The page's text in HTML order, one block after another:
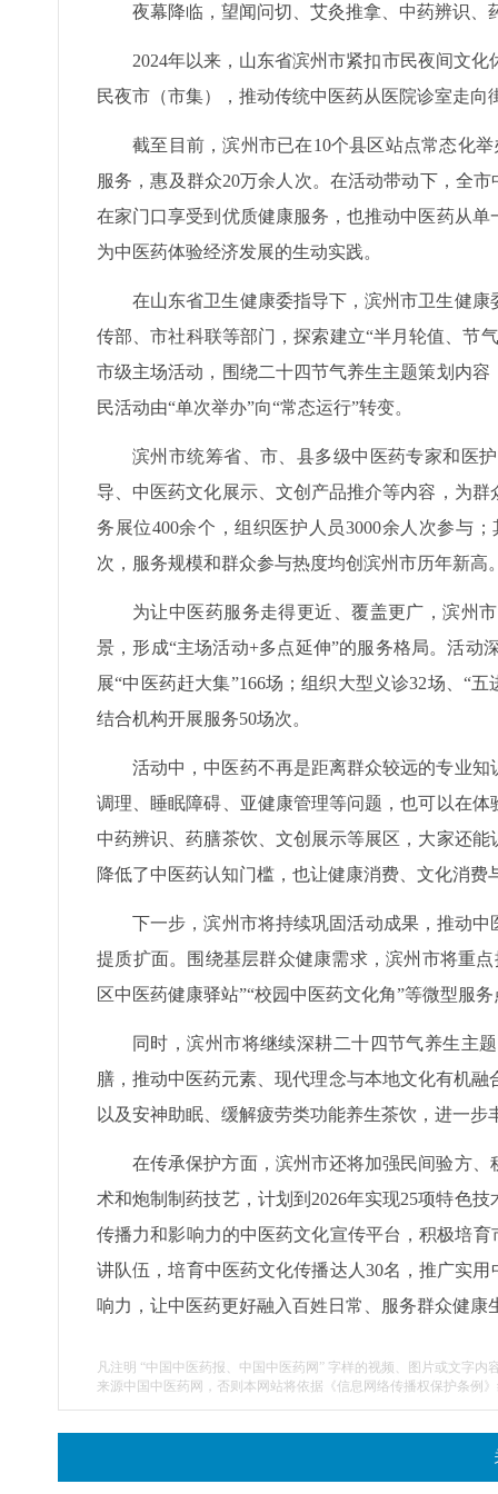
夜幕降临，望闻问切、艾灸推拿、中药辨识
2024年以来，山东省滨州市紧扣市民夜间文
民夜市（市集），推动传统中医药从医院诊室走向
截至目前，滨州市已在10个县区站点常态化
服务，惠及群众20万余人次。在活动带动下，全
在家门口享受到优质健康服务，也推动中医药从
为中医药体验经济发展的生动实践。
在山东省卫生健康委指导下，滨州市卫生健
传部、市社科联等部门，探索建立“半月轮值、节
市级主场活动，围绕二十四节气养生主题策划内
民活动由“单次举办”向“常态运行”转变。
滨州市统筹省、市、县多级中医药专家和医
导、中医药文化展示、文创产品推介等内容，为
务展位400余个，组织医护人员3000余人次参与
次，服务规模和群众参与热度均创滨州市历年新高
为让中医药服务走得更近、覆盖更广，滨州
景，形成“主场活动+多点延伸”的服务格局。活动
展“中医药赶大集”166场；组织大型义诊32场、“
结合机构开展服务50场次。
活动中，中医药不再是距离群众较远的专业
调理、睡眠障碍、亚健康管理等问题，也可以在
中药辨识、药膳茶饮、文创展示等展区，大家还
降低了中医药认知门槛，也让健康消费、文化消费
下一步，滨州市将持续巩固活动成果，推动
提质扩面。围绕基层群众健康需求，滨州市将重
区中医药健康驿站”“校园中医药文化角”等微型服
同时，滨州市将继续深耕二十四节气养生主
膳，推动中医药元素、现代理念与本地文化有机
以及安神助眠、缓解疲劳类功能养生茶饮，进一
在传承保护方面，滨州市还将加强民间验方
术和炮制制药技艺，计划到2026年实现25项特色
传播力和影响力的中医药文化宣传平台，积极培
讲队伍，培育中医药文化传播达人30名，推广实用
响力，让中医药更好融入百姓日常、服务群众健康
凡注明 “中国中医药报、中国中医药网” 字样的视频、图片或文字
来源中国中医药网，否则本网站将依据《信息网络传播权保护条例